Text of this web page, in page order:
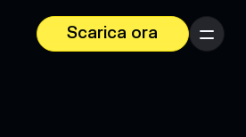
Scarica ora
Menu